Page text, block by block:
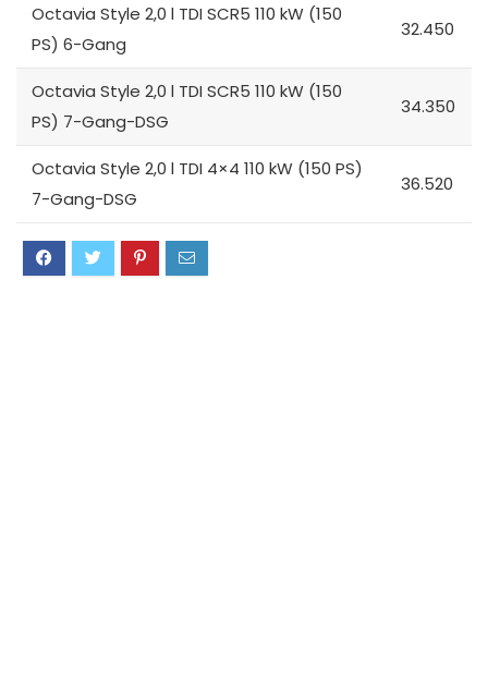
Octavia Style 2,0 l TDI SCR5 110 kW (150
PS) 6-Gang
32.450
Octavia Style 2,0 l TDI SCR5 110 kW (150
PS) 7-Gang-DSG
34.350
Octavia Style 2,0 l TDI 4×4 110 kW (150 PS)
7-Gang-DSG
36.520